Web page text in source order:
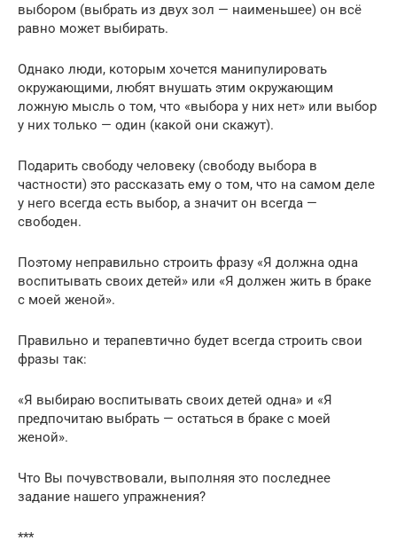
выбором (выбрать из двух зол — наименьшее) он всё
равно может выбирать.
Однако люди, которым хочется манипулировать
окружающими, любят внушать этим окружающим
ложную мысль о том, что «выбора у них нет» или выбор
у них только — один (какой они скажут).
Подарить свободу человеку (свободу выбора в
частности) это рассказать ему о том, что на самом деле
у него всегда есть выбор, а значит он всегда —
свободен.
Поэтому неправильно строить фразу «Я должна одна
воспитывать своих детей» или «Я должен жить в браке
с моей женой».
Правильно и терапевтично будет всегда строить свои
фразы так:
«Я выбираю воспитывать своих детей одна» и «Я
предпочитаю выбрать — остаться в браке с моей
женой».
Что Вы почувствовали, выполняя это последнее
задание нашего упражнения?
***